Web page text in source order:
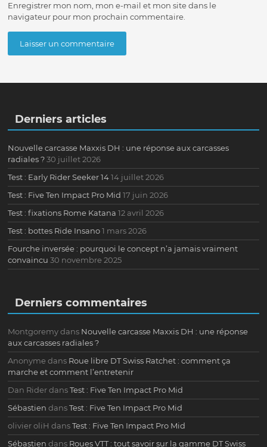
Enregistrer mon nom, mon e-mail et mon site dans le
navigateur pour mon prochain commentaire.
Derniers articles
Nouvelle carcasse Maxxis DH : une réponse aux carcasses
radiales ? 30 juillet 2026
Test : Early Rider Seeker 14 14 juillet 2026
Test : Five Ten Impact Pro Mid 17 juin 2026
Test : fixations Rome Katana 12 avril 2026
Test : bottes Ride Insano 1 mars 2026
Fourche inversée : pourquoi le concept n’a jamais vraiment
convaincu 30 novembre 2025
Derniers commentaires
Montgoremydans Nouvelle carcasse Maxxis DH : une réponse
aux carcasses radiales ?
Anonyme dans Roue libre DT Swiss Ratchet : comment ça
marche et comment l’entretenir
Dan RiderdansTest : Five Ten Impact Pro Mid
Sébastien dansTest : Five Ten Impact Pro Mid
olivier oliH dansTest : Five Ten Impact Pro Mid
Sébastien dans Roues VTT : tout savoir sur la gamme DT Swiss